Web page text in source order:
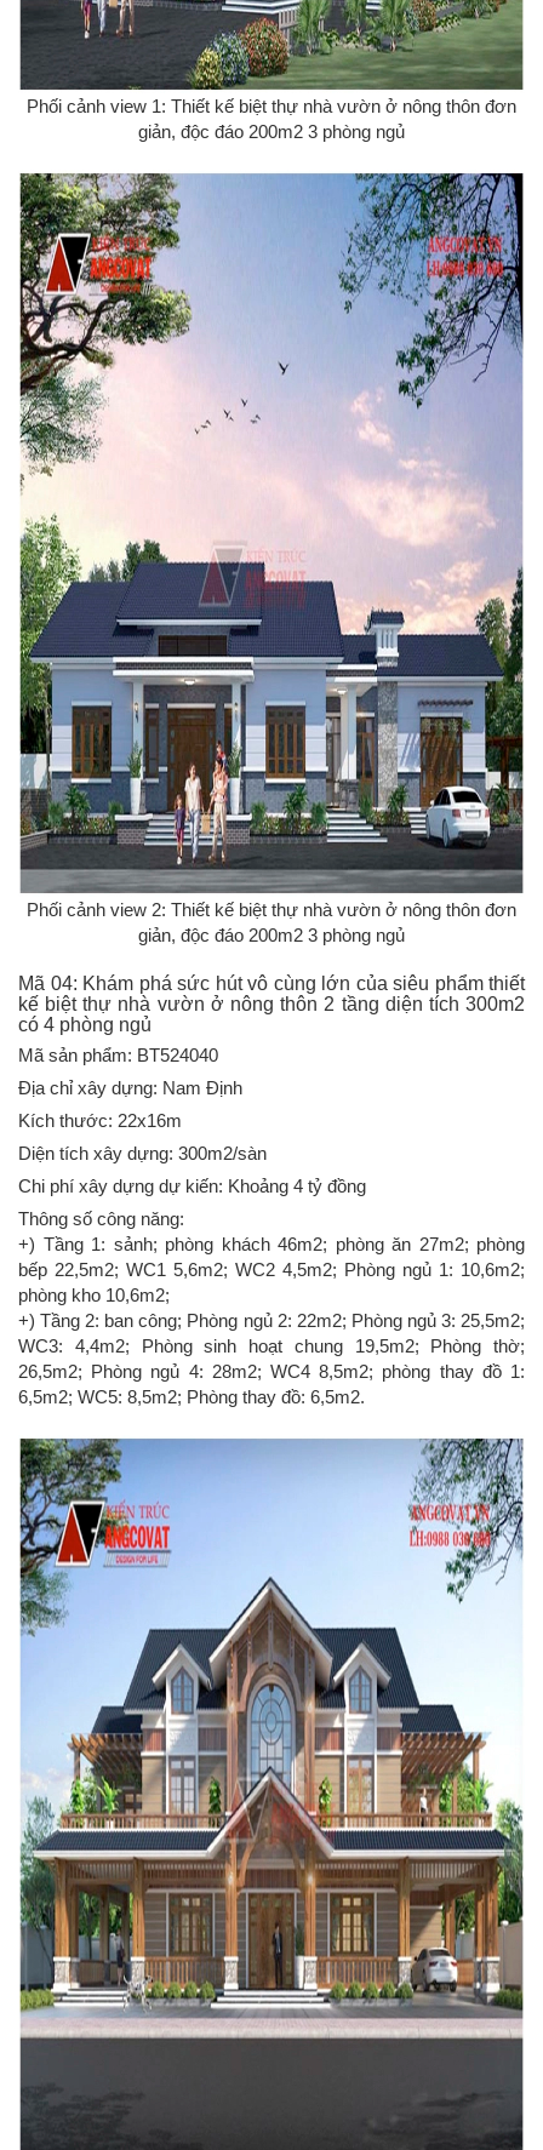
Phối cảnh view 1: Thiết kế biệt thự nhà vườn ở nông thôn đơn
giản, độc đáo 200m2 3 phòng ngủ
Phối cảnh view 2: Thiết kế biệt thự nhà vườn ở nông thôn đơn
giản, độc đáo 200m2 3 phòng ngủ
Mã 04: Khám phá sức hút vô cùng lớn của siêu phẩm thiết
kế biệt thự nhà vườn ở nông thôn 2 tầng diện tích 300m2
có 4 phòng ngủ
Mã sản phẩm: BT524040
Địa chỉ xây dựng: Nam Định
Kích thước: 22x16m
Diện tích xây dựng: 300m2/sàn
Chi phí xây dựng dự kiến: Khoảng 4 tỷ đồng
Thông số công năng:
+) Tầng 1: sảnh; phòng khách 46m2; phòng ăn 27m2; phòng
bếp 22,5m2; WC1 5,6m2; WC2 4,5m2; Phòng ngủ 1: 10,6m2;
phòng kho 10,6m2;
+) Tầng 2: ban công; Phòng ngủ 2: 22m2; Phòng ngủ 3: 25,5m2;
WC3: 4,4m2; Phòng sinh hoạt chung 19,5m2; Phòng thờ;
26,5m2; Phòng ngủ 4: 28m2; WC4 8,5m2; phòng thay đồ 1:
6,5m2; WC5: 8,5m2; Phòng thay đồ: 6,5m2.